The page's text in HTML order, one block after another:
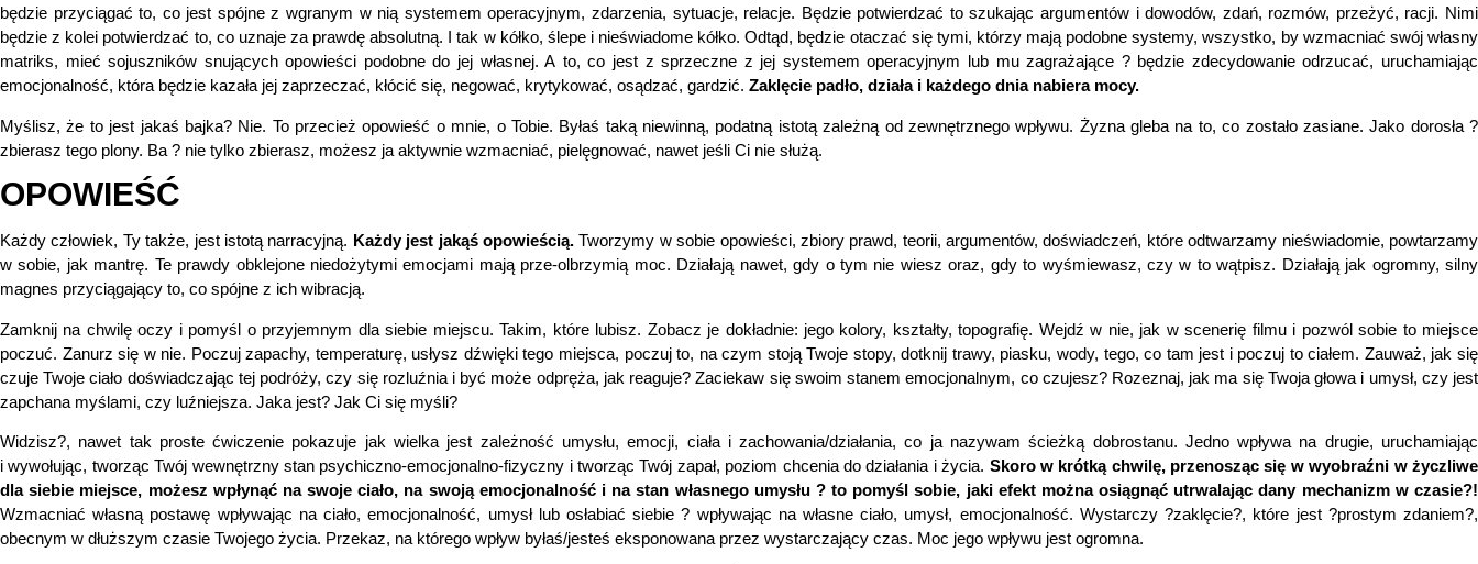
będzie przyciągać to, co jest spójne z wgranym w nią systemem operacyjnym, zdarzenia, sytuacje, relacje. Będzie potwierdzać to szukając argumentów i dowodów, zdań, rozmów, przeżyć, racji. Nimi
będzie z kolei potwierdzać to, co uznaje za prawdę absolutną. I tak w kółko, ślepe i nieświadome kółko. Odtąd, będzie otaczać się tymi, którzy mają podobne systemy, wszystko, by wzmacniać swój własny
matriks, mieć sojuszników snujących opowieści podobne do jej własnej. A to, co jest z sprzeczne z jej systemem operacyjnym lub mu zagrażające ? będzie zdecydowanie odrzucać, uruchamiając
emocjonalność, która będzie kazała jej zaprzeczać, kłócić się, negować, krytykować, osądzać, gardzić. Zaklęcie padło, działa i każdego dnia nabiera mocy.
Myślisz, że to jest jakaś bajka? Nie. To przecież opowieść o mnie, o Tobie. Byłaś taką niewinną, podatną istotą zależną od zewnętrznego wpływu. Żyzna gleba na to, co zostało zasiane. Jako dorosła ?
zbierasz tego plony. Ba ? nie tylko zbierasz, możesz ja aktywnie wzmacniać, pielęgnować, nawet jeśli Ci nie służą.
OPOWIEŚĆ
Każdy człowiek, Ty także, jest istotą narracyjną. Każdy jest jakąś opowieścią.Tworzymy w sobie opowieści, zbiory prawd, teorii, argumentów, doświadczeń, które odtwarzamy nieświadomie, powtarzamy
w sobie, jak mantrę. Te prawdy obklejone niedożytymi emocjami mają prze-olbrzymią moc. Działają nawet, gdy o tym nie wiesz oraz, gdy to wyśmiewasz, czy w to wątpisz. Działają jak ogromny, silny
magnes przyciągający to, co spójne z ich wibracją.
Zamknij na chwilę oczy i pomyśl o przyjemnym dla siebie miejscu. Takim, które lubisz. Zobacz je dokładnie: jego kolory, kształty, topografię. Wejdź w nie, jak w scenerię filmu i pozwól sobie to miejsce
poczuć. Zanurz się w nie. Poczuj zapachy, temperaturę, usłysz dźwięki tego miejsca, poczuj to, na czym stoją Twoje stopy, dotknij trawy, piasku, wody, tego, co tam jest i poczuj to ciałem. Zauważ, jak się
czuje Twoje ciało doświadczając tej podróży, czy się rozluźnia i być może odpręża, jak reaguje? Zaciekaw się swoim stanem emocjonalnym, co czujesz? Rozeznaj, jak ma się Twoja głowa i umysł, czy jest
zapchana myślami, czy luźniejsza. Jaka jest? Jak Ci się myśli?
Widzisz?, nawet tak proste ćwiczenie pokazuje jak wielka jest zależność umysłu, emocji, ciała i zachowania/działania, co ja nazywam ścieżką dobrostanu. Jedno wpływa na drugie, uruchamiając
i wywołując, tworząc Twój wewnętrzny stan psychiczno-emocjonalno-fizyczny i tworząc Twój zapał, poziom chcenia do działania i życia. Skoro w krótką chwilę, przenosząc się w wyobraźni w życzliwe
dla siebie miejsce, możesz wpłynąć na swoje ciało, na swoją emocjonalność i na stan własnego umysłu ? to pomyśl sobie, jaki efekt można osiągnąć utrwalając dany mechanizm w czasie?!
Wzmacniać własną postawę wpływając na ciało, emocjonalność, umysł lub osłabiać siebie ? wpływając na własne ciało, umysł, emocjonalność. Wystarczy ?zaklęcie?, które jest ?prostym zdaniem?,
obecnym w dłuższym czasie Twojego życia. Przekaz, na którego wpływ byłaś/jesteś eksponowana przez wystarczający czas. Moc jego wpływu jest ogromna.